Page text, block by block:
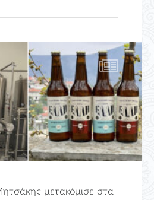
μετακόμισε στα